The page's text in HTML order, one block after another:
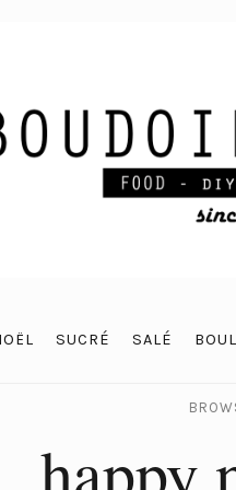
SUCRÉ SALÉ
happy